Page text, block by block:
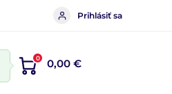
Prihlásiť sa
0 0,00 €